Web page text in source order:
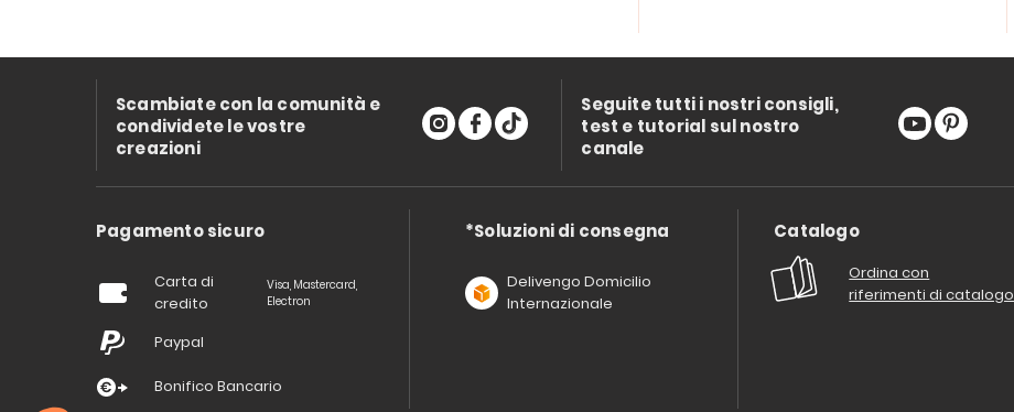
Scambiate con la comunità e
condividete le vostre
creazioni
Seguite tutti i nostri consigli,
test e tutorial sul nostro
canale
Pagamento sicuro
Carta di
credito
Visa, Mastercard,
Electron
Paypal
Bonifico Bancario
*Soluzioni di consegna
Delivengo Domicilio
Internazionale
Catalogo
Ordina con
riferimenti di catalogo